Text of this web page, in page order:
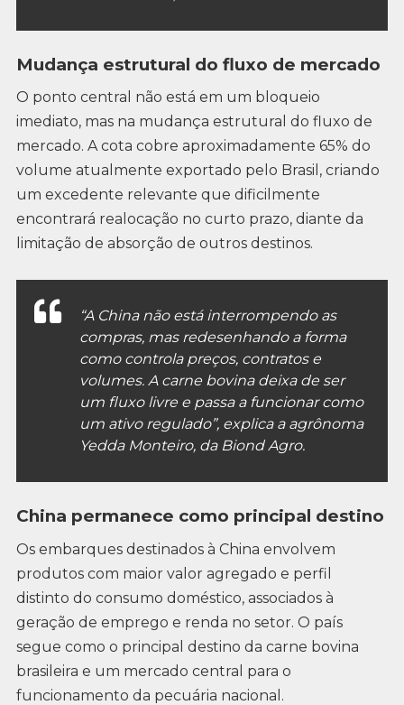
Mudança estrutural do fluxo de mercado
O ponto central não está em um bloqueio
imediato, mas na mudança estrutural do fluxo de
mercado. A cota cobre aproximadamente 65% do
volume atualmente exportado pelo Brasil, criando
um excedente relevante que dificilmente
encontrará realocação no curto prazo, diante da
limitação de absorção de outros destinos.
“A China não está interrompendo as
compras, mas redesenhando a forma
como controla preços, contratos e
volumes. A carne bovina deixa de ser
um fluxo livre e passa a funcionar como
um ativo regulado”, explica a agrônoma
Yedda Monteiro, da Biond Agro.
China permanece como principal destino
Os embarques destinados à China envolvem
produtos com maior valor agregado e perfil
distinto do consumo doméstico, associados à
geração de emprego e renda no setor. O país
segue como o principal destino da carne bovina
brasileira e um mercado central para o
funcionamento da pecuária nacional.